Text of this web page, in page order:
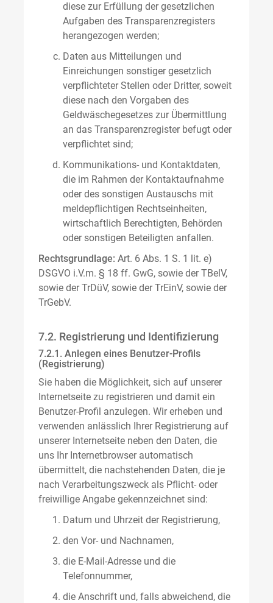
diese zur Erfüllung der gesetzlichen
Aufgaben des Transparenzregisters
herangezogen werden;
Daten aus Mitteilungen und
Einreichungen sonstiger gesetzlich
verpflichteter Stellen oder Dritter, soweit
diese nach den Vorgaben des
Geldwäschegesetzes zur Übermittlung
an das Transparenzregister befugt oder
verpflichtet sind;
Kommunikations- und Kontaktdaten,
die im Rahmen der Kontaktaufnahme
oder des sonstigen Austauschs mit
meldepflichtigen Rechtseinheiten,
wirtschaftlich Berechtigten, Behörden
oder sonstigen Beteiligten anfallen.
Rechtsgrundlage: Art. 6 Abs. 1 S. 1 lit. e)
DSGVO i.V.m. § 18 ff. GwG, sowie der TBelV,
sowie der TrDüV, sowie der TrEinV, sowie der
TrGebV.
7.2. Registrierung und Identifizierung
7.2.1. Anlegen eines Benutzer-Profils
(Registrierung)
Sie haben die Möglichkeit, sich auf unserer
Internetseite zu registrieren und damit ein
Benutzer-Profil anzulegen. Wir erheben und
verwenden anlässlich Ihrer Registrierung auf
unserer Internetseite neben den Daten, die
uns Ihr Internetbrowser automatisch
übermittelt, die nachstehenden Daten, die je
nach Verarbeitungszweck als Pflicht- oder
freiwillige Angabe gekennzeichnet sind:
Datum und Uhrzeit der Registrierung,
den Vor- und Nachnamen,
die E-Mail-Adresse und die
Telefonnummer,
die Anschrift und, falls abweichend, die